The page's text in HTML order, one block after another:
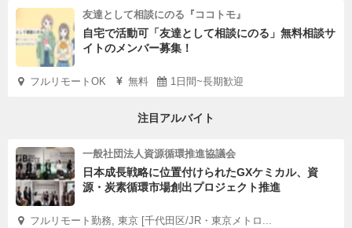
友達として相談にのる『ココトモ』
自宅で活動可「友達として相談にのる」無料相談サ
イトのメンバー募集！
フルリモートOK 無料 1日間~長期歓迎
注目アルバイト
一般社団法人資源循環推進協議会
日本成長戦略に位置付けられたGXケミカル、資
源・炭素循環市場創出プロジェクト推進
フルリモート勤務, 東京 [千代田区/JR・東京メトロ...